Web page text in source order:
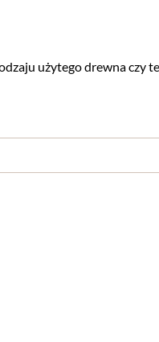
użytego drewna czy